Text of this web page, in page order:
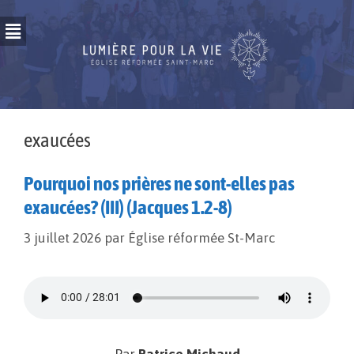
exaucées
Pourquoi nos prières ne sont-elles pas
exaucées? (III) (Jacques 1.2-8)
3 juillet 2026 par Église réformée St-Marc